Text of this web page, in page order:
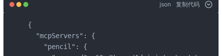
json 复制代码
{
  "mcpServers": {
    "pencil": {